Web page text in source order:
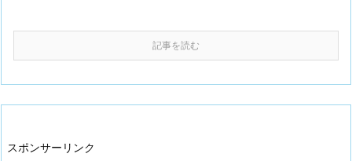
記事を読む
スポンサーリンク